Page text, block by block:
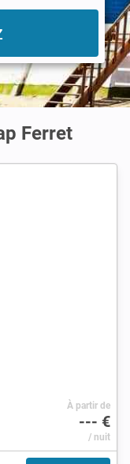
Ferret
À partir de
--- €
/ nuit